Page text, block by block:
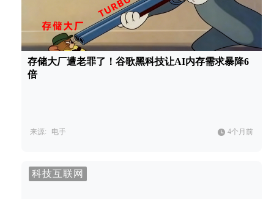
存储大厂遭老罪了！谷歌黑科技让AI内存需求暴降6
倍
来源: 电手 4个月前
科技互联网